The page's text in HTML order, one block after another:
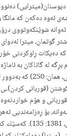
ئەوە دەكەن كە
شوێنكەوتووی
پێشتر گوتمان، میترا
دەیكات ڕاوكردنی
لە گاتاكان بە
دەزانێت (نیبرگ بە نقل از
(قوربانی
و هۆم خواردنەوە
بۆ ڕەزامەندیی
تاریكی و لێڵی بووه،